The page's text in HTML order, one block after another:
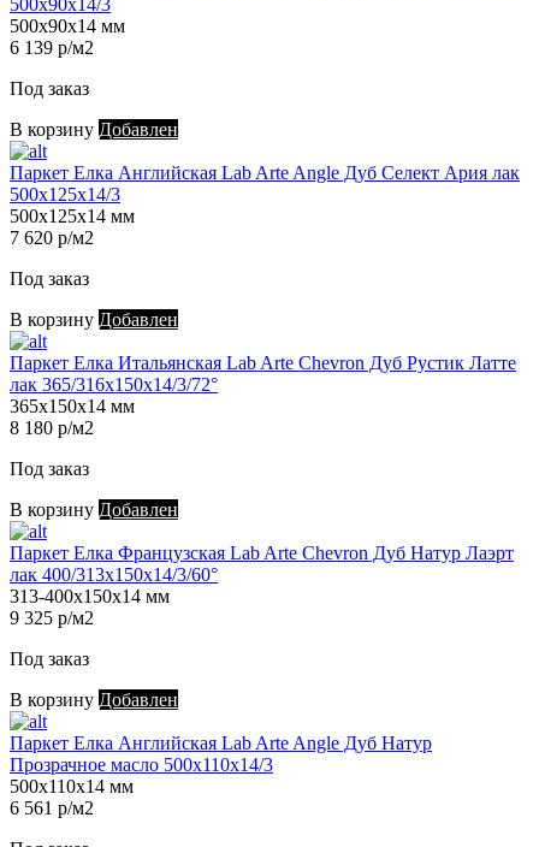
500х90х14/3
500х90х14 мм
6 139 р/м2
Под заказ
В корзину Добавлен
Паркет Елка Английская Lab Arte Angle Дуб Селект Ария лак
500х125х14/3
500х125х14 мм
7 620 р/м2
Под заказ
В корзину Добавлен
Паркет Елка Итальянская Lab Arte Chevron Дуб Рустик Латте
лак 365/316х150х14/3/72°
365х150х14 мм
8 180 р/м2
Под заказ
В корзину Добавлен
Паркет Елка Французская Lab Arte Chevron Дуб Натур Лаэрт
лак 400/313х150х14/3/60°
313-400х150х14 мм
9 325 р/м2
Под заказ
В корзину Добавлен
Паркет Елка Английская Lab Arte Angle Дуб Натур
Прозрачное масло 500х110х14/3
500х110х14 мм
6 561 р/м2